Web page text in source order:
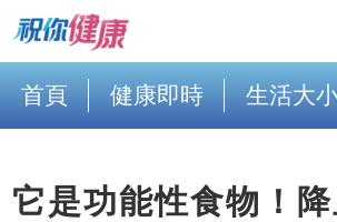
首頁 健康即時 生活大
它是功能性食物！降